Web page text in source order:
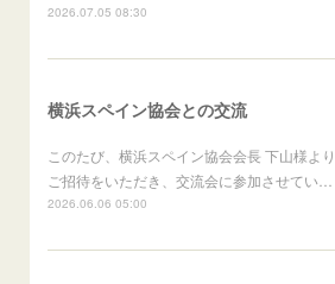
2026.07.05 08:30
横浜スペイン協会との交流
このたび、横浜スペイン協会会長 下山様より
ご招待をいただき、交流会に参加させてい…
2026.06.06 05:00